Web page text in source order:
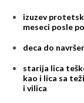
izuzev
meseci posle
deca do
starija lica
kao i lica sa
i vilica